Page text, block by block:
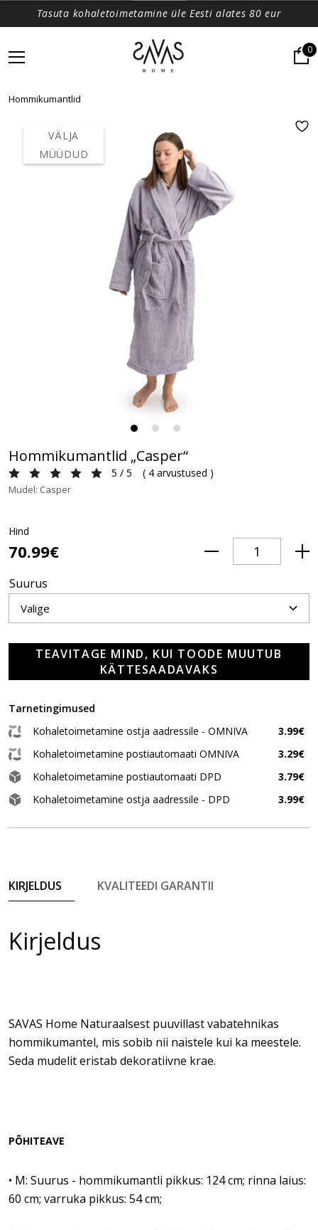
Tasuta kohaletoimetamine üle Eesti alates 80 eur
0
Hommikumantlid
VÄLJA
MÜÜDUD
Hommikumantlid „Casper“
5 / 5 ( 4 arvustused )
Mudel: Casper
Hind
70.99€
Suurus
TEAVITAGE MIND, KUI TOODE MUUTUB
KÄTTESAADAVAKS
Tarnetingimused
Kohaletoimetamine ostja aadressile - OMNIVA
3.99€
Kohaletoimetamine postiautomaati OMNIVA
3.29€
Kohaletoimetamine postiautomaati DPD
3.79€
Kohaletoimetamine ostja aadressile - DPD
3.99€
KIRJELDUS KVALITEEDI GARANTII
Kirjeldus
SAVAS Home Naturaalsest puuvillast vabatehnikas
hommikumantel, mis sobib nii naistele kui ka meestele.
Seda mudelit eristab dekoratiivne krae.
PÕHITEAVE
• M: Suurus - hommikumantli pikkus: 124 cm; rinna laius:
60 cm; varruka pikkus: 54 cm;